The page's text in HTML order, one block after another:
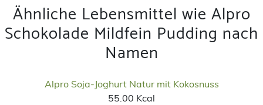
Ähnliche Lebensmittel wie Alpro
Schokolade Mildfein Pudding nach
Namen
Alpro Soja-Joghurt Natur mit Kokosnuss
55.00 Kcal